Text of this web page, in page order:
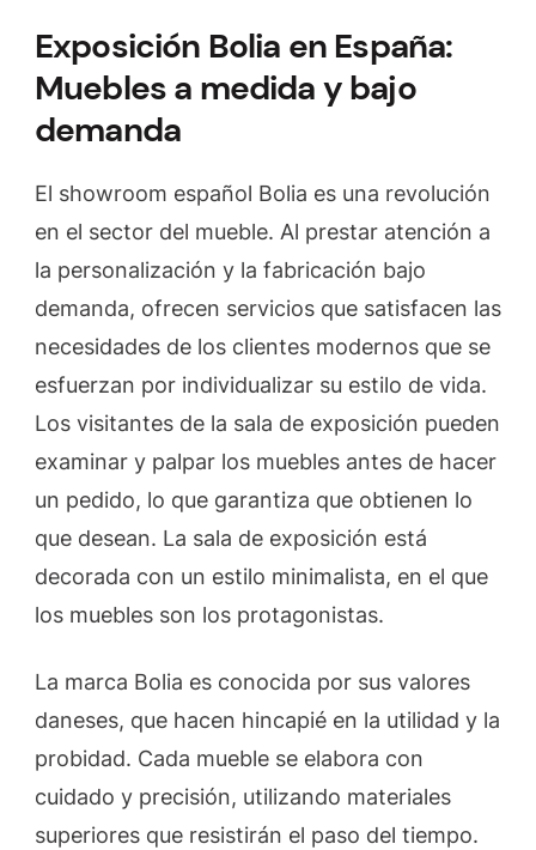
Exposición Bolia en España:
Muebles a medida y bajo
demanda
El showroom español Bolia es una revolución
en el sector del mueble. Al prestar atención a
la personalización y la fabricación bajo
demanda, ofrecen servicios que satisfacen las
necesidades de los clientes modernos que se
esfuerzan por individualizar su estilo de vida.
Los visitantes de la sala de exposición pueden
examinar y palpar los muebles antes de hacer
un pedido, lo que garantiza que obtienen lo
que desean. La sala de exposición está
decorada con un estilo minimalista, en el que
los muebles son los protagonistas.
La marca Bolia es conocida por sus valores
daneses, que hacen hincapié en la utilidad y la
probidad. Cada mueble se elabora con
cuidado y precisión, utilizando materiales
superiores que resistirán el paso del tiempo.